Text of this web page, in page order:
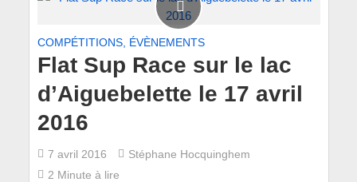
COMPÉTITIONS, ÉVÈNEMENTS
Flat Sup Race sur le lac
d’Aiguebelette le 17 avril
2016
7 avril 2016
Stéphane Hocquinghem
2 Minute à lire